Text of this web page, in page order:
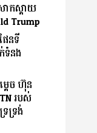
ោកស្ដាយ
Trump
ែនទី
ទំនង
េច ហ៊ុន
របស់
ទ្រង់